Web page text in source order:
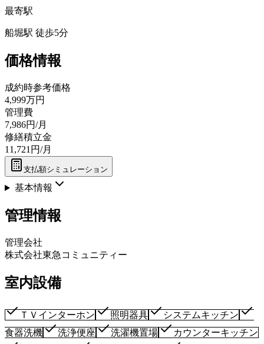
最寄駅
船堀駅 徒歩5分
価格情報
成約時参考価格
4,999万円
管理費
7,986円/月
修繕積立金
11,721円/月
支払額シミュレーション
基本情報
管理情報
管理会社
株式会社東急コミュニティー
室内設備
ＴＶインターホン 照明器具
システムキッチン
食器洗機
洗浄便座 洗濯機置場
カウンターキッチン